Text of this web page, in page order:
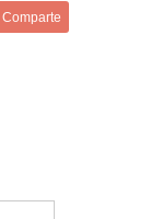
Comparte